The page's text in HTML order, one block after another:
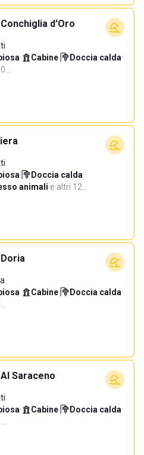
d'Oro
· Cabine· Doccia calda·
· Doccia calda·
animali·e altri 12…
· Cabine· Doccia calda·
Saraceno
· Cabine· Doccia calda·